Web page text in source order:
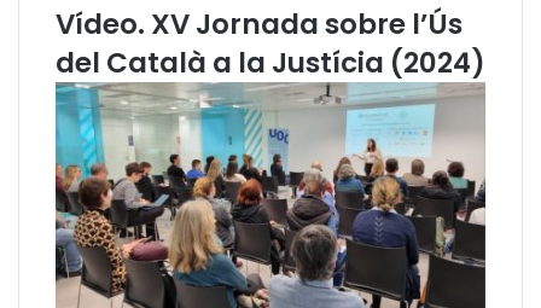
u
a
Vídeo. XV Jornada sobre l’Ús
del Català a la Justícia (2024)